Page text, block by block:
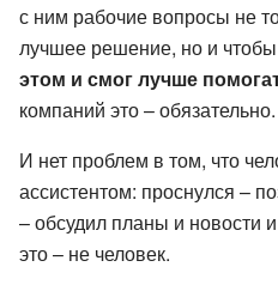
с ним рабочие вопросы не
лучшее решение, но и
этом и смог лучше
компаний это – обязательно.
И нет проблем в том, что
ассистентом: проснулся –
– обсудил планы и новости
это – не человек.